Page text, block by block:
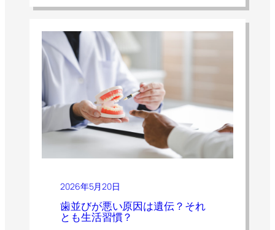
2026年5月20日
歯並びが悪い原因は遺伝？それ
とも生活習慣？